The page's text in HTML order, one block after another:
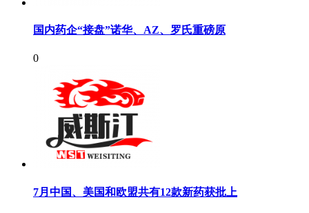
国内药企“接盘”诺华、AZ、罗氏重磅原
0
7月中国、美国和欧盟共有12款新药获批上